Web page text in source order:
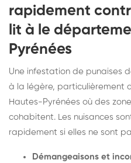
rapidement
lit à le
Pyrénées
Une infestation de punaises
à la légère, particulièrement
Hautes-Pyrénées où des
cohabitent. Les nuisances
rapidement si elles ne sont
Démangeaisons et